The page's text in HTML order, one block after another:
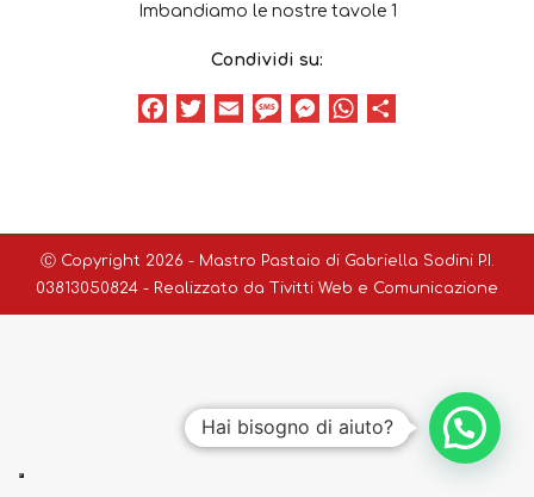
Imbandiamo le nostre tavole 1
Condividi su:
Facebook
TwitterEmailMessageMessenger
WhatsApp
Ⓒ Copyright 2026 - Mastro Pastaio di Gabriella Sodini P.I.
03813050824 - Realizzato da Tivitti Web e Comunicazione
Hai bisogno di aiuto?